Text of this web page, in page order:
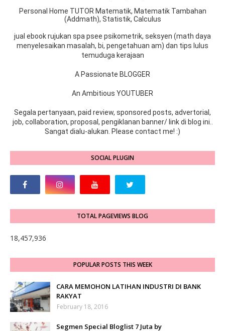
Personal Home TUTOR Matematik, Matematik Tambahan
(Addmath), Statistik, Calculus
jual ebook rujukan spa psee psikometrik, seksyen (math daya
menyelesaikan masalah, bi, pengetahuan am) dan tips lulus
temuduga kerajaan
A Passionate BLOGGER
An Ambitious YOUTUBER
Segala pertanyaan, paid review, sponsored posts, advertorial,
job, collaboration, proposal, pengiklanan banner/ link di blog ini..
Sangat dialu-alukan. Please contact me! :)
SOCIAL PLUGIN
TOTAL PAGEVIEWS BLOG
18,457,936
POPULAR POSTS THIS WEEK
CARA MEMOHON LATIHAN INDUSTRI DI BANK
RAKYAT
February 18, 2016
Segmen Special Bloglist 7 Juta by